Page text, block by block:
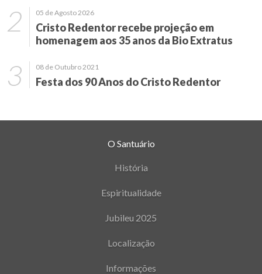
05 de Agosto 2026
Cristo Redentor recebe projeção em
homenagem aos 35 anos da Bio Extratus
08 de Outubro 2021
Festa dos 90 Anos do Cristo Redentor
O Santuário
História
Espiritualidade
Jubileu 2025
Localização
Informações